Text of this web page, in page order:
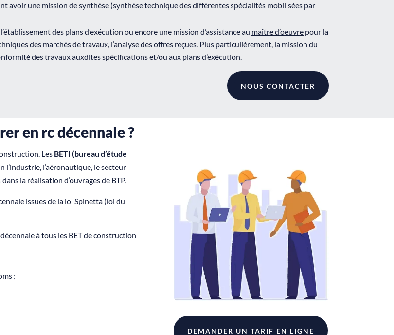
avoir une mission de synthèse (synthèse technique des différentes spécialités mobilisées par
des plans d’exécution ou encore une mission d’assistance au maître d’oeuvre pour la
des marchés de travaux, l’analyse des offres reçues. Plus particulièrement, la mission du
des travaux auxdites spécifications et/ou aux plans d’exécution.
NOUS CONTACTER
en rc décennale ?
Les BETI (bureau d’étude
l’aéronautique, le secteur
la réalisation d’ouvrages de BTP.
issues de la loi Spinetta (loi du
à tous les BET de construction
;
DEMANDER UN TARIF EN LIGNE